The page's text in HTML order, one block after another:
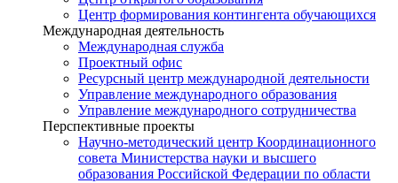
Центр формирования контингента обучающихся
Международная деятельность
Международная служба
Проектный офис
Ресурсный центр международной деятельности
Управление международного образования
Управление международного сотрудничества
Перспективные проекты
Научно-методический центр Координационного
совета Министерства науки и высшего
образования Российской Федерации по области